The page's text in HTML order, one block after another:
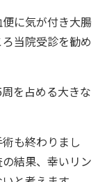
に気が付き大腸
当院受診を勧め
を占める大きな
も終わりまし
結果、幸いリン